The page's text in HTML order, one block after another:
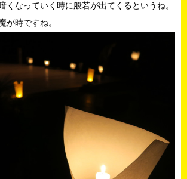
くなっていく時に般若が出てくるというね。
が時ですね。